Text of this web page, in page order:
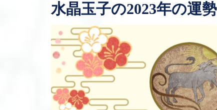
水晶玉子の2023年の運